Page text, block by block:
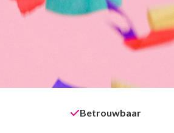
Betrouwbaar